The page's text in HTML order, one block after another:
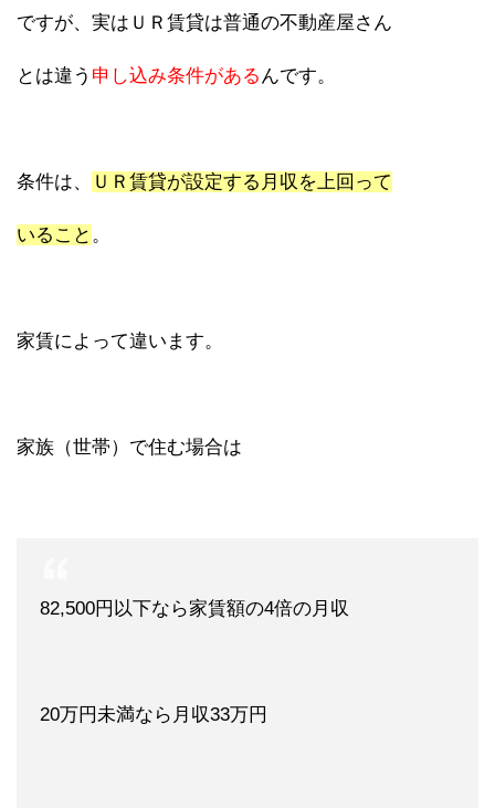
ですが、実はＵＲ賃貸は普通の不動産屋さん
とは違う 申し込み条件があるんです。
条件は、 ＵＲ賃貸が設定する月収を上回って
いること 。
家賃によって違います。
家族（世帯）で住む場合は
82,500円以下なら家賃額の4倍の月収
20万円未満なら月収33万円